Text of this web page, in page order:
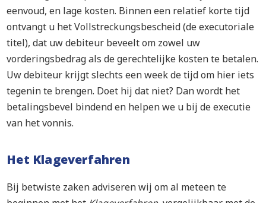
eenvoud, en lage kosten. Binnen een relatief korte tijd
ontvangt u het Vollstreckungsbescheid (de executoriale
titel), dat uw debiteur beveelt om zowel uw
vorderingsbedrag als de gerechtelijke kosten te betalen.
Uw debiteur krijgt slechts een week de tijd om hier iets
tegenin te brengen. Doet hij dat niet? Dan wordt het
betalingsbevel bindend en helpen we u bij de executie
van het vonnis.
Het Klageverfahren
Bij betwiste zaken adviseren wij om al meteen te